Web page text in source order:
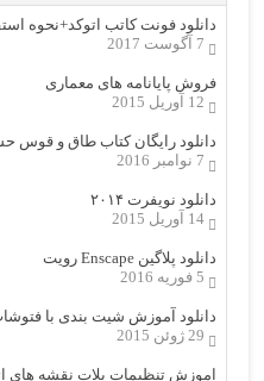
دانلود فونت کاتب اتوکد+نحوه
7 آگوست 2017
فروش پایانامه های معماری
12 آوریل 2015
دانلود رایگان کتاب طاق و قوس
7 نوامبر 2016
دانلود نویفرت ۲۰۱۴
14 آوریل 2015
دانلود پلاگین Enscape رویت
5 فوریه 2016
دانلود آموزش شیت بندی با
29 ژوئن 2015
اموزش تنظیمات پلات نقشه های